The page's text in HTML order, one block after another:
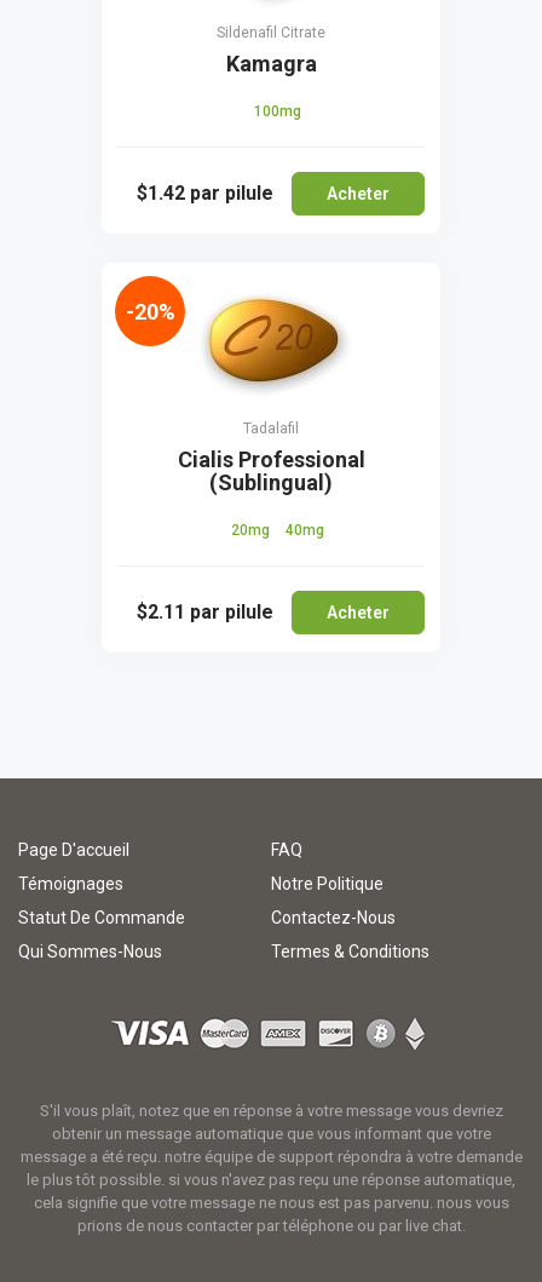
Sildenafil Citrate
Kamagra
100mg
$1.42 par pilule Acheter
Tadalafil
Cialis Professional
(Sublingual)
20mg 40mg
$2.11 par pilule Acheter
-20%
Page D'accueil
FAQ
Témoignages
Notre Politique
Statut De Commande
Contactez-Nous
Qui Sommes-Nous
Termes & Conditions
S'il vous plaît, notez que en réponse à votre message vous devriez
obtenir un message automatique que vous informant que votre
message a été reçu. notre équipe de support répondra à votre demande
le plus tôt possible. si vous n'avez pas reçu une réponse automatique,
cela signifie que votre message ne nous est pas parvenu. nous vous
prions de nous contacter par téléphone ou par live chat.